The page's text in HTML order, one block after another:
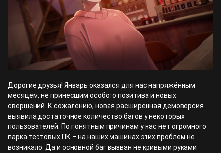
Дорогие друзья! Январь оказался для нас напряжённым
месяцем, не принесшим особого позитива и новых
свершений. К сожалению, новая расширенная демоверсия
выявила достаточное количество багов у некоторых
пользователей. По понятным причинам у нас нет огромного
парка тестовых ПК – на наших машинах этих проблем не
возникало. Да и основной баг вызван не кривыми руками